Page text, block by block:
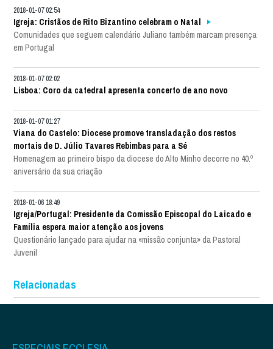
2018-01-07 02:54
Igreja: Cristãos de Rito Bizantino celebram o Natal
Comunidades que seguem calendário Juliano também marcam presença
em Portugal
2018-01-07 02:02
Lisboa: Coro da catedral apresenta concerto de ano novo
2018-01-07 01:27
Viana do Castelo: Diocese promove transladação dos restos
mortais de D. Júlio Tavares Rebimbas para a Sé
Homenagem ao primeiro bispo da diocese do Alto Minho decorre no 40.º
aniversário da sua criação
2018-01-06 18:49
Igreja/Portugal: Presidente da Comissão Episcopal do Laicado e
Família espera maior atenção aos jovens
Questionário lançado para ajudar na «missão conjunta» da Pastoral
Juvenil
Relacionadas